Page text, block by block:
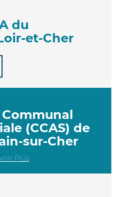
du
et-Cher
(CCAS) de
sur-Cher
Plus